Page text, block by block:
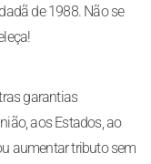
de 1988. Não se
garantias
aos Estados, ao
aumentar tributo sem